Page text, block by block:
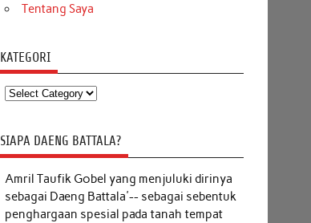
Tentang Saya
KATEGORI
Kategori
SIAPA DAENG BATTALA?
Amril Taufik Gobel yang menjuluki dirinya
sebagai Daeng Battala'-- sebagai sebentuk
penghargaan spesial pada tanah tempat